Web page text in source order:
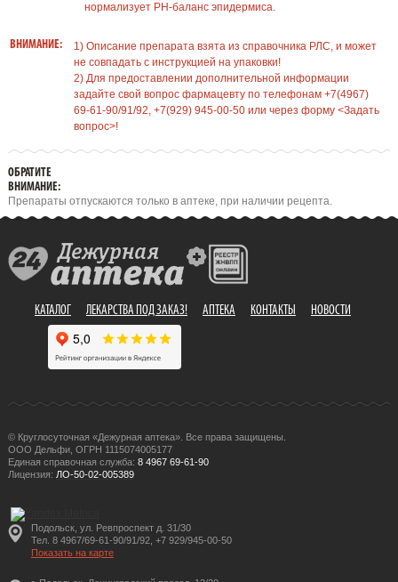
нормализует РН-баланс эпидермиса.
ВНИМАНИЕ:
1) Описание препарата взята из справочника РЛС, и может
не совпадать с инструкцией на упаковки!
2) Для предоставлении дополнительной информации
задайте свой вопрос фармацевту по телефонам +7(4967)
69-61-90/91/92, +7(929) 945-00-50 или через форму <Задать
вопрос>!
ОБРАТИТЕ
ВНИМАНИЕ:
Препараты отпускаются только в аптеке, при наличии рецепта.
КАТАЛОГ ЛЕКАРСТВА ПОД ЗАКАЗ! АПТЕКА КОНТАКТЫ НОВОСТИ
© Круглосуточная «Дежурная аптека». Все права защищены.
ООО Дельфи, ОГРН 1115074005177
Единая справочная служба: 8 4967 69-61-90
Лицензия: ЛО-50-02-005389
Подольск, ул. Ревпроспект д. 31/30
Тел. 8 4967/69-61-90/91/92, +7 929/945-00-50
Показать на карте